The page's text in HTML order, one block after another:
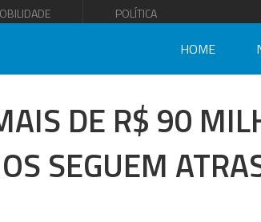
POLÍTICA
HOME
DE R$ 90
SEGUEM